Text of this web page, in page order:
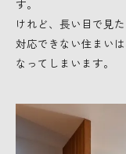
す。
けれど、長い目で見
対応できない住まい
なってしまいます。